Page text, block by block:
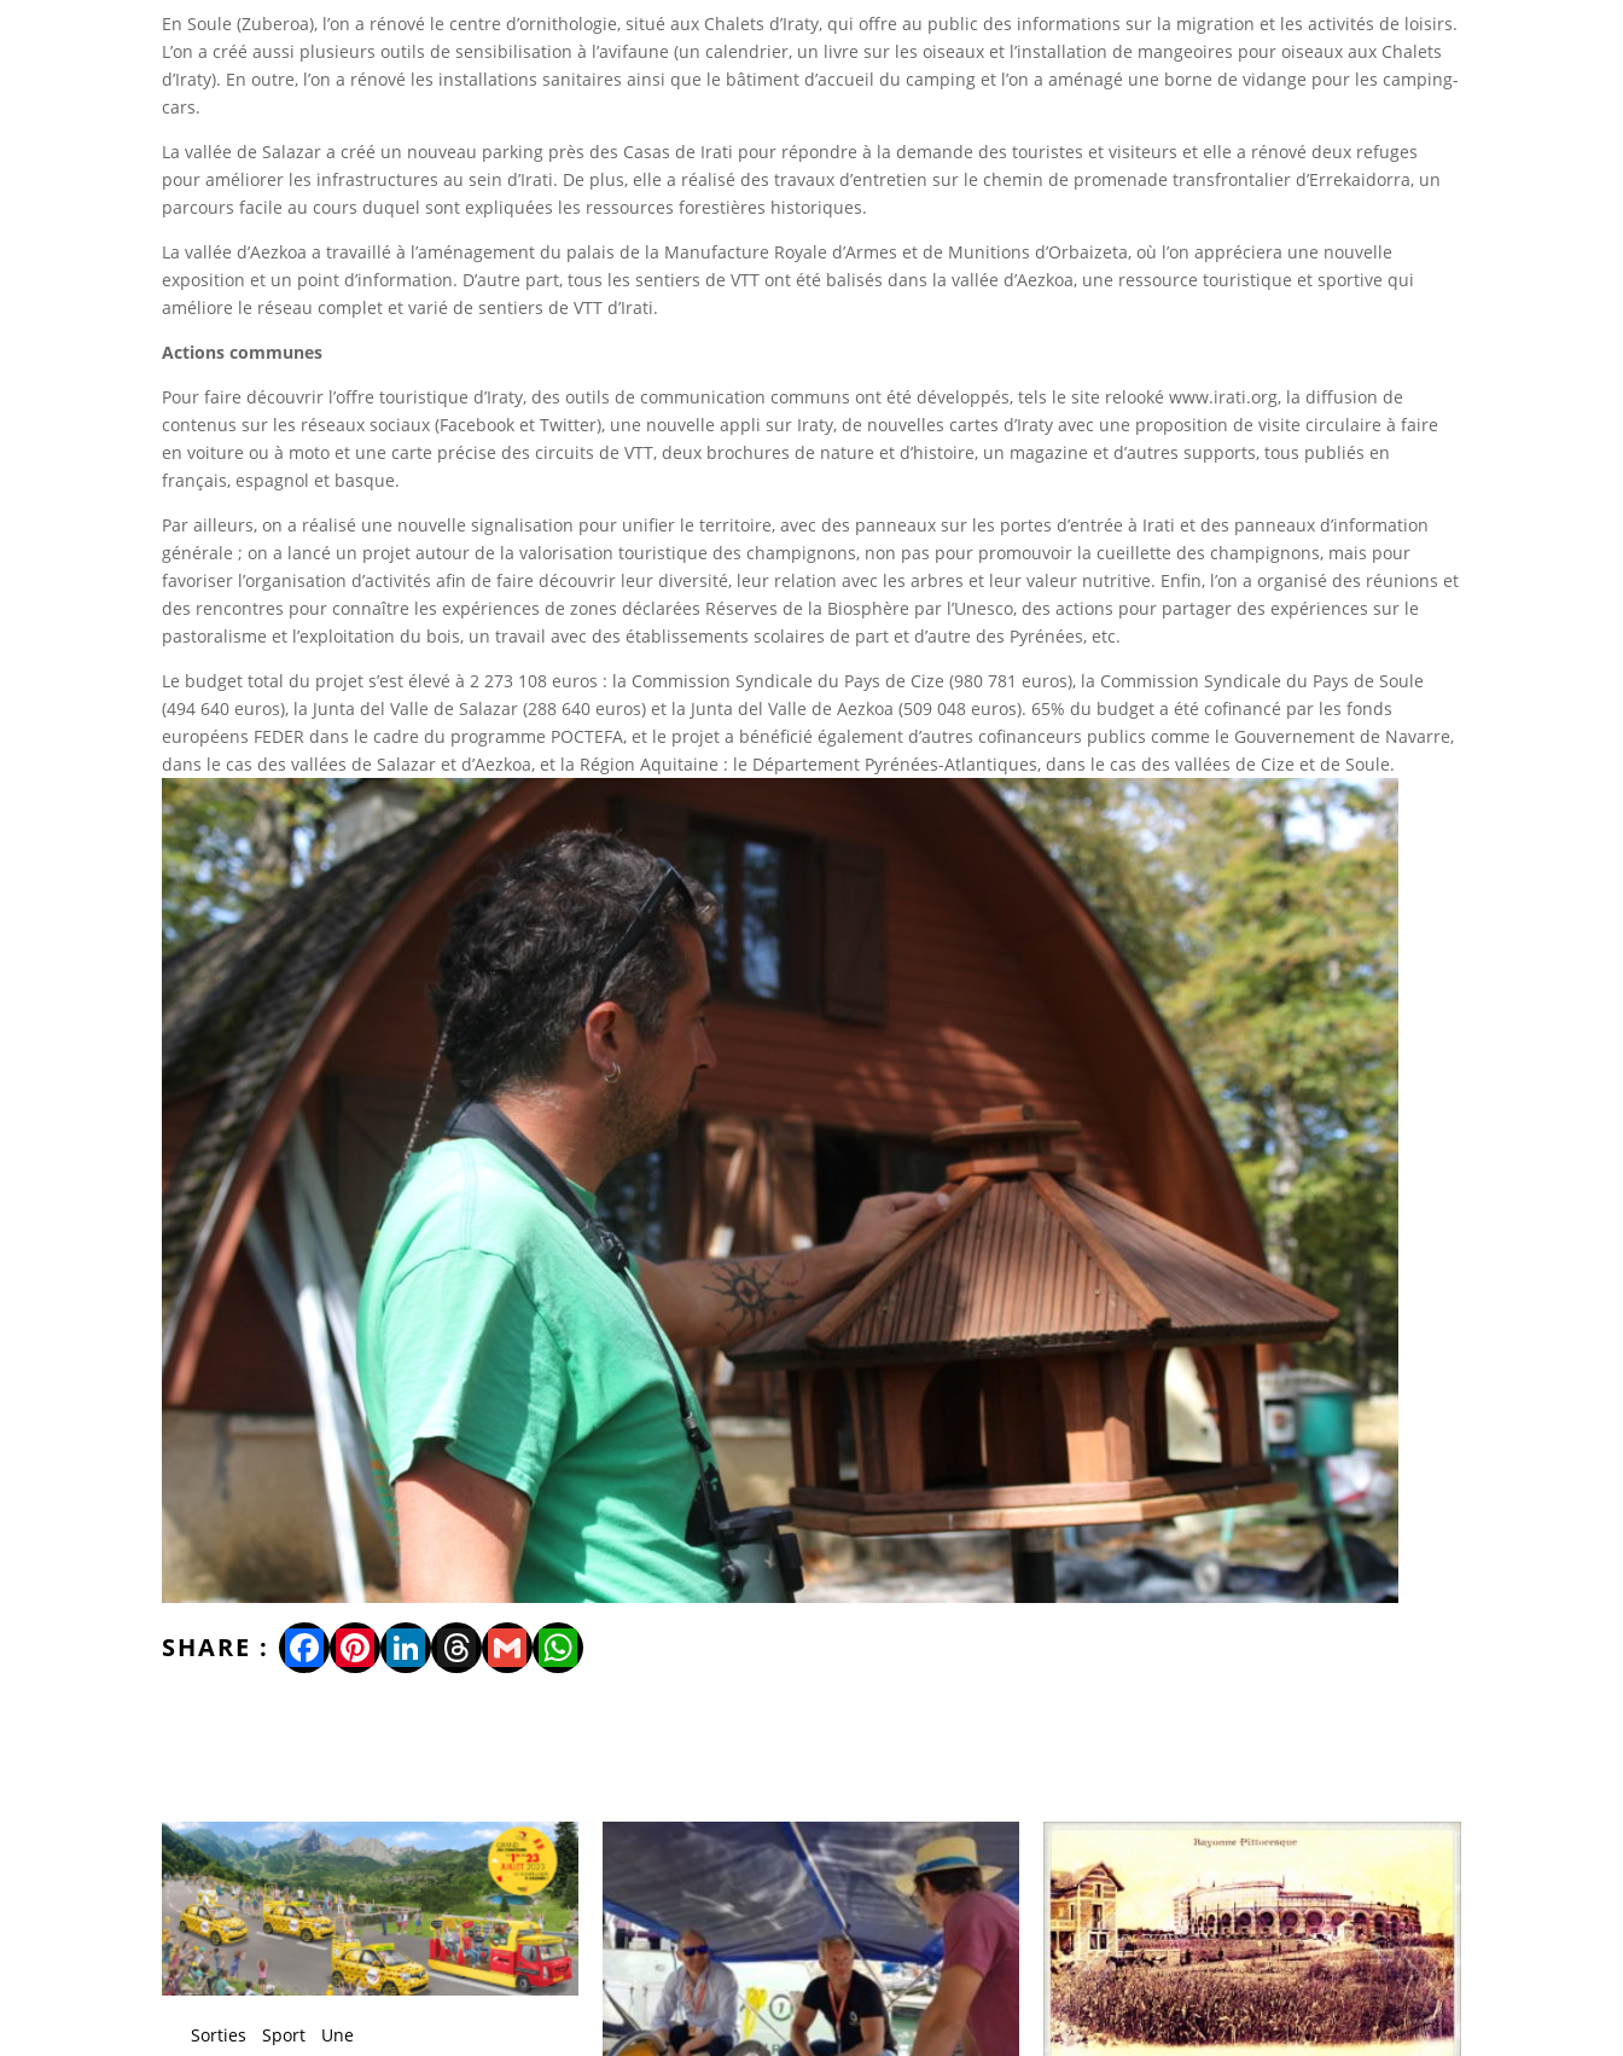
En Soule (Zuberoa), l’on a rénové le centre d’ornithologie, situé aux Chalets d’Iraty, qui offre au public des informations sur la migration et les activités de loisirs.
L’on a créé aussi plusieurs outils de sensibilisation à l’avifaune (un calendrier, un livre sur les oiseaux et l’installation de mangeoires pour oiseaux aux Chalets
d’Iraty). En outre, l’on a rénové les installations sanitaires ainsi que le bâtiment d’accueil du camping et l’on a aménagé une borne de vidange pour les camping-
cars.
La vallée de Salazar a créé un nouveau parking près des Casas de Irati pour répondre à la demande des touristes et visiteurs et elle a rénové deux refuges
pour améliorer les infrastructures au sein d’Irati. De plus, elle a réalisé des travaux d’entretien sur le chemin de promenade transfrontalier d’Errekaidorra, un
parcours facile au cours duquel sont expliquées les ressources forestières historiques.
La vallée d’Aezkoa a travaillé à l’aménagement du palais de la Manufacture Royale d’Armes et de Munitions d’Orbaizeta, où l’on appréciera une nouvelle
exposition et un point d’information. D’autre part, tous les sentiers de VTT ont été balisés dans la vallée d’Aezkoa, une ressource touristique et sportive qui
améliore le réseau complet et varié de sentiers de VTT d’Irati.
Actions communes
Pour faire découvrir l’offre touristique d’Iraty, des outils de communication communs ont été développés, tels le site relooké www.irati.org, la diffusion de
contenus sur les réseaux sociaux (Facebook et Twitter), une nouvelle appli sur Iraty, de nouvelles cartes d’Iraty avec une proposition de visite circulaire à faire
en voiture ou à moto et une carte précise des circuits de VTT, deux brochures de nature et d’histoire, un magazine et d’autres supports, tous publiés en
français, espagnol et basque.
Par ailleurs, on a réalisé une nouvelle signalisation pour unifier le territoire, avec des panneaux sur les portes d’entrée à Irati et des panneaux d’information
générale ; on a lancé un projet autour de la valorisation touristique des champignons, non pas pour promouvoir la cueillette des champignons, mais pour
favoriser l’organisation d’activités afin de faire découvrir leur diversité, leur relation avec les arbres et leur valeur nutritive. Enfin, l’on a organisé des réunions et
des rencontres pour connaître les expériences de zones déclarées Réserves de la Biosphère par l’Unesco, des actions pour partager des expériences sur le
pastoralisme et l’exploitation du bois, un travail avec des établissements scolaires de part et d’autre des Pyrénées, etc.
Le budget total du projet s’est élevé à 2 273 108 euros : la Commission Syndicale du Pays de Cize (980 781 euros), la Commission Syndicale du Pays de Soule
(494 640 euros), la Junta del Valle de Salazar (288 640 euros) et la Junta del Valle de Aezkoa (509 048 euros). 65% du budget a été cofinancé par les fonds
européens FEDER dans le cadre du programme POCTEFA, et le projet a bénéficié également d’autres cofinanceurs publics comme le Gouvernement de Navarre,
dans le cas des vallées de Salazar et d’Aezkoa, et la Région Aquitaine : le Département Pyrénées-Atlantiques, dans le cas des vallées de Cize et de Soule.
Facebook
Pinterest
LinkedIn
Threads
GmailWhatsApp
Sorties Sport Une